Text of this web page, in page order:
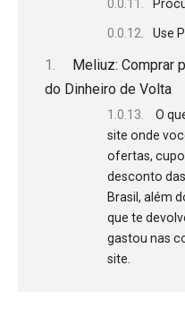
Use
Meliuz: Comprar
do Dinheiro de Volta
O
site onde
ofertas,
desconto
Brasil, além
que te
gastou nas
site.